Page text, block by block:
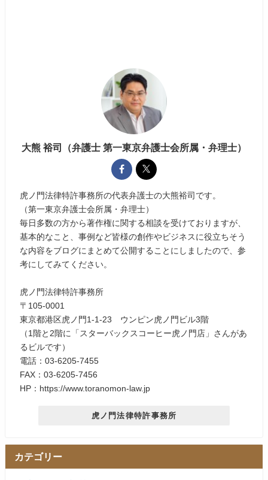
大熊 裕司（弁護士 第一東京弁護士会所属・弁理士）
虎ノ門法律特許事務所の代表弁護士の大熊裕司です。
（第一東京弁護士会所属・弁理士）
毎日多数の方から著作権に関する相談を受けておりますが、
基本的なこと、事例など皆様の創作やビジネスに役立ちそう
な内容をブログにまとめて公開することにしましたので、参
考にしてみてください。
虎ノ門法律特許事務所
〒105-0001
東京都港区虎ノ門1-1-23 ウンピン虎ノ門ビル3階
（1階と2階に「スターバックスコーヒー虎ノ門店」さんがあ
るビルです）
電話：03-6205-7455
FAX：03-6205-7456
HP：https://www.toranomon-law.jp
虎ノ門法律特許事務所
カテゴリー